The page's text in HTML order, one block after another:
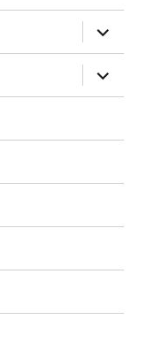
expandir
el
menú
inferior
expandir
el
menú